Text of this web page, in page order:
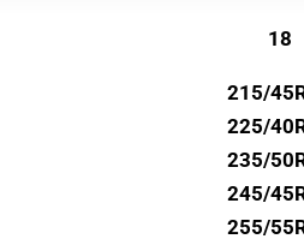
18
215/
225/
235/
245/
255/